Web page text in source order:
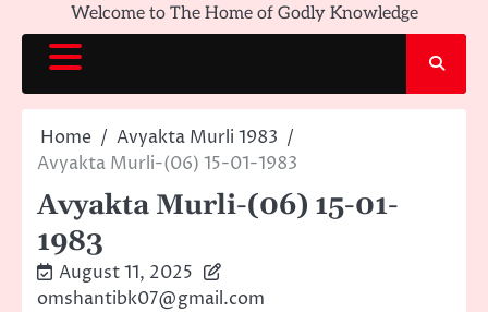
Welcome to The Home of Godly Knowledge
Home
Avyakta Murli 1983
Avyakta Murli-(06) 15-01-1983
Avyakta Murli-(06) 15-01-
1983
August 11, 2025
omshantibk07@gmail.com